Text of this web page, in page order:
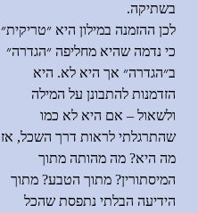
בשתיקה.
לכן ההזמנה במילון היא ״טריקית״
כי נדמה שהיא מחליפה ״הגדרה״
ב״הגדרה״ אך היא לא. היא
הזדמנות להתבונן על המילה
ולשאול – אם היא לא כמו
שהתרגלתי לראות דרך השכל, אז
מה היא? מה מהותה מתוך
המיסתורין? מתוך הטבע? מתוך
הידיעה הבלתי נתפסת שהכל